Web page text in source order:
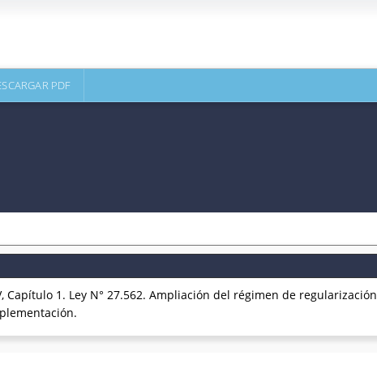
PDF
Capítulo 1. Ley N° 27.562. Ampliación del régimen de regularización